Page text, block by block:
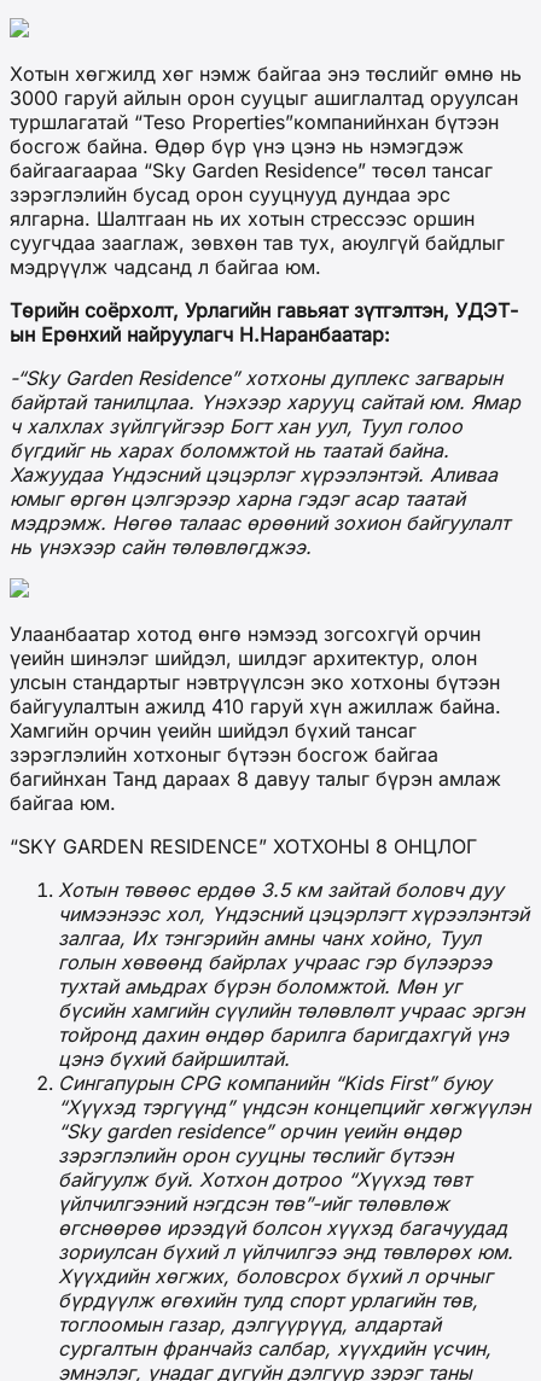
Хотын хөгжилд хөг нэмж байгаа энэ төслийг өмнө нь
3000 гаруй айлын орон сууцыг ашиглалтад оруулсан
туршлагатай “Teso Properties”компанийнхан бүтээн
босгож байна. Өдөр бүр үнэ цэнэ нь нэмэгдэж
байгаагаараа “Sky Garden Residence” төсөл тансаг
зэрэглэлийн бусад орон сууцнууд дундаа эрс
ялгарна. Шалтгаан нь их хотын стрессээс оршин
суугчдаа зааглаж, зөвхөн тав тух, аюулгүй байдлыг
мэдрүүлж чадсанд л байгаа юм.
Төрийн соёрхолт, Урлагийн гавьяат зүтгэлтэн, УДЭТ-
ын Ерөнхий найруулагч Н.Наранбаатар:
-“Sky Garden Residence” хотхоны дуплекс загварын
байртай танилцлаа. Үнэхээр харууц сайтай юм. Ямар
ч халхлах зүйлгүйгээр Богт хан уул, Туул голоо
бүгдийг нь харах боломжтой нь таатай байна.
Хажуудаа Үндэсний цэцэрлэг хүрээлэнтэй. Аливаа
юмыг өргөн цэлгэрээр харна гэдэг асар таатай
мэдрэмж. Нөгөө талаас өрөөний зохион байгуулалт
нь үнэхээр сайн төлөвлөгджээ.
Улаанбаатар хотод өнгө нэмээд зогсохгүй орчин
үеийн шинэлэг шийдэл, шилдэг архитектур, олон
улсын стандартыг нэвтрүүлсэн эко хотхоны бүтээн
байгуулалтын ажилд 410 гаруй хүн ажиллаж байна.
Хамгийн орчин үеийн шийдэл бүхий тансаг
зэрэглэлийн хотхоныг бүтээн босгож байгаа
багийнхан Танд дараах 8 давуу талыг бүрэн амлаж
байгаа юм.
“SKY GARDEN RESIDENCE” ХОТХОНЫ 8 ОНЦЛОГ
Хотын төвөөс ердөө 3.5 км зайтай боловч дуу
чимээнээс хол, Үндэсний цэцэрлэгт хүрээлэнтэй
залгаа, Их тэнгэрийн амны чанх хойно, Туул
голын хөвөөнд байрлахучраас гэр бүлээрээ
тухтай амьдрах бүрэн боломжтой. Мөн уг
бүсийн хамгийн сүүлийн төлөвлөлт учраас эргэн
тойронд дахин өндөр барилга баригдахгүйүнэ
цэнэ бүхий байршилтай.
Сингапурын CPG компанийн “Kids First” буюу
“Хүүхэд тэргүүнд” үндсэн концепцийг хөгжүүлэн
“Sky garden residence” орчин үеийн өндөр
зэрэглэлийн орон сууцны төслийг бүтээн
байгуулж буй. Хотхон дотроо “Хүүхэд төвт
үйлчилгээний нэгдсэн төв”-ийг төлөвлөж
өгснөөрөө ирээдүй болсон хүүхэд багачуудад
зориулсанбүхий л үйлчилгээ энд төвлөрөх юм.
Хүүхдийн хөгжих, боловсрох бүхий л орчныг
бүрдүүлж өгөхийн тулд спорт урлагийн төв,
тоглоомын газар, дэлгүүрүүд, алдартай
сургалтын франчайз салбар, хүүхдийн үсчин,
эмнэлэг, унадаг дугуйн дэлгүүрзэрэг таны